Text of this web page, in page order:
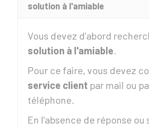
solution à l'amiable
Vous devez d'abord
solution à l'amiable.
Pour ce faire, vous devez
service client par mail ou
téléphone.
En l'absence de réponse ou